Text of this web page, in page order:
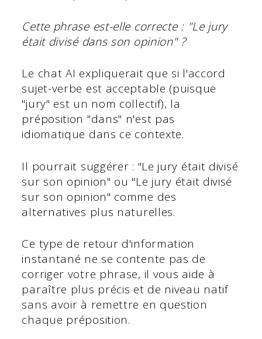
Cette phrase est-elle correcte : "Le jury
était divisé dans son opinion" ?
Le chat AI expliquerait que si l'accord
sujet-verbe est acceptable (puisque
"jury" est un nom collectif), la
préposition "dans" n'est pas
idiomatique dans ce contexte.
Il pourrait suggérer : "Le jury était divisé
sur son opinion" ou "Le jury était divisé
sur son opinion" comme des
alternatives plus naturelles.
Ce type de retour d'information
instantané ne se contente pas de
corriger votre phrase, il vous aide à
paraître plus précis et de niveau natif
sans avoir à remettre en question
chaque préposition.